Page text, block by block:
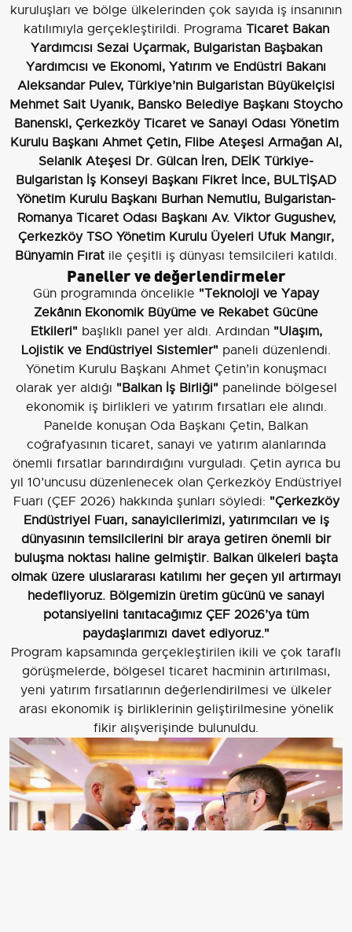
kuruluşları ve bölge ülkelerinden çok sayıda iş insanının
katılımıyla gerçekleştirildi. Programa Ticaret Bakan
Yardımcısı Sezai Uçarmak, Bulgaristan Başbakan
Yardımcısı ve Ekonomi, Yatırım ve Endüstri Bakanı
Aleksandar Pulev, Türkiye’nin Bulgaristan Büyükelçisi
Mehmet Sait Uyanık, Bansko Belediye Başkanı Stoycho
Banenski, Çerkezköy Ticaret ve Sanayi Odası Yönetim
Kurulu Başkanı Ahmet Çetin, Flibe Ateşesi Armağan Al,
Selanik Ateşesi Dr. Gülcan İren, DEİK Türkiye-
Bulgaristan İş Konseyi Başkanı Fikret İnce, BULTİŞAD
Yönetim Kurulu Başkanı Burhan Nemutlu, Bulgaristan-
Romanya Ticaret Odası Başkanı Av. Viktor Gugushev,
Çerkezköy TSO Yönetim Kurulu Üyeleri Ufuk Mangır,
Bünyamin Fırat ile çeşitli iş dünyası temsilcileri katıldı.
Paneller ve değerlendirmeler
Gün programında öncelikle "Teknoloji ve Yapay
Zekânın Ekonomik Büyüme ve Rekabet Gücüne
Etkileri"başlıklı panel yer aldı. Ardından "Ulaşım,
Lojistik ve Endüstriyel Sistemler" paneli düzenlendi.
Yönetim Kurulu Başkanı Ahmet Çetin’in konuşmacı
olarak yer aldığı "Balkan İş Birliği"panelinde bölgesel
ekonomik iş birlikleri ve yatırım fırsatları ele alındı.
Panelde konuşan Oda Başkanı Çetin, Balkan
coğrafyasının ticaret, sanayi ve yatırım alanlarında
önemli fırsatlar barındırdığını vurguladı. Çetin ayrıca bu
yıl 10’uncusu düzenlenecek olan Çerkezköy Endüstriyel
Fuarı (ÇEF 2026) hakkında şunları söyledi: "Çerkezköy
Endüstriyel Fuarı, sanayicilerimizi, yatırımcıları ve iş
dünyasının temsilcilerini bir araya getiren önemli bir
buluşma noktası haline gelmiştir. Balkan ülkeleri başta
olmak üzere uluslararası katılımı her geçen yıl artırmayı
hedefliyoruz. Bölgemizin üretim gücünü ve sanayi
potansiyelini tanıtacağımız ÇEF 2026’ya tüm
paydaşlarımızı davet ediyoruz."
Program kapsamında gerçekleştirilen ikili ve çok taraflı
görüşmelerde, bölgesel ticaret hacminin artırılması,
yeni yatırım fırsatlarının değerlendirilmesi ve ülkeler
arası ekonomik iş birliklerinin geliştirilmesine yönelik
fikir alışverişinde bulunuldu.